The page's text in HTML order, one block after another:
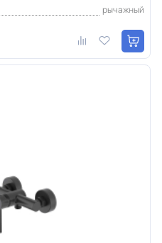
рычажный